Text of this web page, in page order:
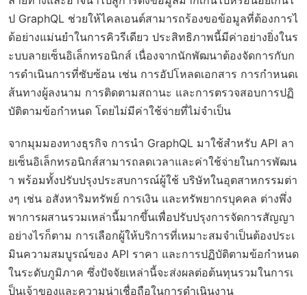
ป GraphQL ช่วยให้ไคลเอนต์สามารถร้องขอข้อมูลที่ต้องการไ
ด้อย่างแม่นยำในการคิวรีเดียว ประสิทธิภาพนี้มีค่าอย่างยิ่งในร
ะบบลายเซ็นอิเล็กทรอนิกส์ เนื่องจากนักพัฒนาต้องจัดการกับก
ารดำเนินการที่ซับซ้อน เช่น การอัปโหลดเอกสาร การกำหนดเ
ส้นทางผู้ลงนาม การติดตามสถานะ และการตรวจสอบการปฏิ
บัติตามข้อกำหนด โดยไม่มีค่าใช้จ่ายที่ไม่จำเป็น
จากมุมมองทางธุรกิจ การนำ GraphQL มาใช้สำหรับ API ลา
ยเซ็นอิเล็กทรอนิกส์สามารถลดเวลาและค่าใช้จ่ายในการพัฒน
า พร้อมทั้งปรับปรุงประสบการณ์ผู้ใช้ บริษัทในอุตสาหกรรมต่า
งๆ เช่น อสังหาริมทรัพย์ การเงิน และทรัพยากรบุคคล ต่างพึ่ง
พาการผสานรวมเหล่านี้มากขึ้นเพื่อปรับปรุงการจัดการสัญญา
อย่างไรก็ตาม การเลือกผู้ให้บริการที่เหมาะสมจำเป็นต้องประเ
มินความสมบูรณ์ของ API ราคา และการปฏิบัติตามข้อกำหนด
ในระดับภูมิภาค ซึ่งปัจจัยเหล่านี้จะส่งผลต่อต้นทุนรวมในการเ
ป็นเจ้าของและความน่าเชื่อถือในการดำเนินงาน